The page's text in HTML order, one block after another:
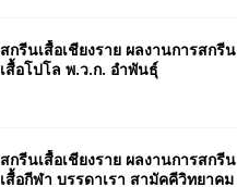
สกรีนเสื้อเชียงราย ผลงานการสกรีน
เสื้อโปโล พ.ว.ก. อำพันธุ์
สกรีนเสื้อเชียงราย ผลงานการสกรีน
เสื้อกีฬา บรรดาเรา สามัคคีวิทยาคม